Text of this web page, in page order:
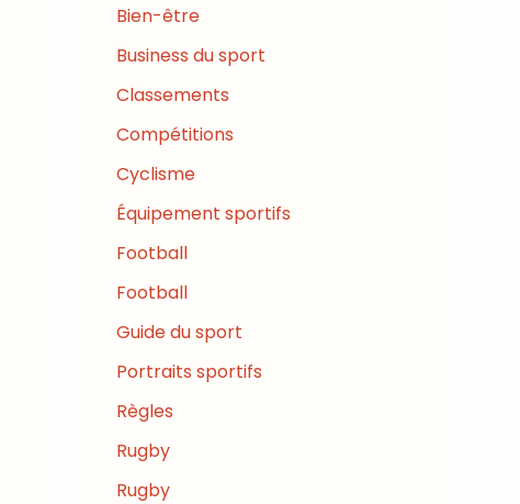
Bien-être
Business du sport
Classements
Compétitions
Cyclisme
Équipement sportifs
Football
Football
Guide du sport
Portraits sportifs
Règles
Rugby
Rugby